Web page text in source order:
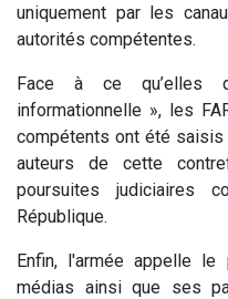
uniquement par les
autorités compétentes.
Face à ce qu’elles
informationnelle », les
compétents ont été
auteurs de cette
poursuites judiciaires
République.
Enfin, l'armée appelle
médias ainsi que ses